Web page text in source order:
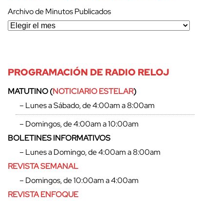
Archivo de Minutos Publicados
PROGRAMACIÓN DE RADIO RELOJ
MATUTINO (NOTICIARIO ESTELAR)
– Lunes a Sábado, de 4:00am a 8:00am
– Domingos, de 4:00am a 10:00am
BOLETINES INFORMATIVOS
– Lunes a Domingo, de 4:00am a 8:00am
REVISTA SEMANAL
– Domingos, de 10:00am a 4:00am
REVISTA ENFOQUE